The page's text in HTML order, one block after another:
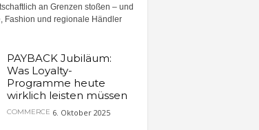
an Grenzen stoßen – und
Fashion und regionale Händler
PAYBACK Jubiläum:
Was Loyalty-
Programme heute
wirklich leisten müssen
COMMERCE 6. Oktober 2025